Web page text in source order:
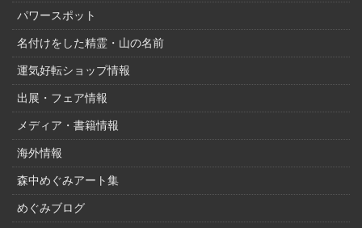
パワースポット
名付けをした精霊・山の名前
運気好転ショップ情報
出展・フェア情報
メディア・書籍情報
海外情報
森中めぐみアート集
めぐみブログ